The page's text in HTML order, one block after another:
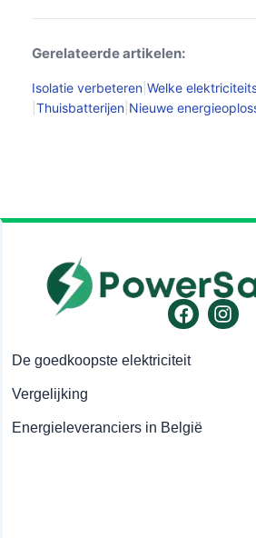
Gerelateerde artikelen:
Isolatie verbeteren Welke
Thuisbatterijen Nieuwe
De goedkoopste elektriciteit
Vergelijking
Energieleveranciers in België